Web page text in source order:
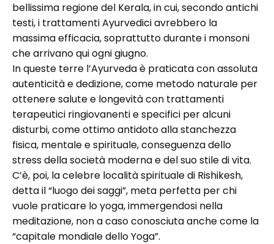
bellissima regione del Kerala, in cui, secondo antichi
testi, i trattamenti Ayurvedici avrebbero la
massima efficacia, soprattutto durante i monsoni
che arrivano qui ogni giugno.
In queste terre l’Ayurveda è praticata con assoluta
autenticità e dedizione, come metodo naturale per
ottenere salute e longevità con trattamenti
terapeutici ringiovanenti e specifici per alcuni
disturbi, come ottimo antidoto alla stanchezza
fisica, mentale e spirituale, conseguenza dello
stress della società moderna e del suo stile di vita.
C’è, poi, la celebre località spirituale di Rishikesh,
detta il “luogo dei saggi”, meta perfetta per chi
vuole praticare lo yoga, immergendosi nella
meditazione, non a caso conosciuta anche come la
“capitale mondiale dello Yoga”.